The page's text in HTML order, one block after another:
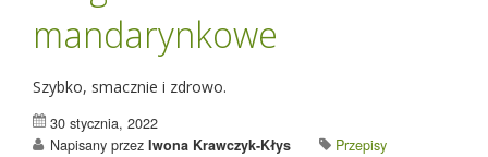
mandarynkowe
Szybko, smacznie i zdrowo.
30 stycznia, 2022
Napisany przez Iwona Krawczyk-Kłys
Przepisy